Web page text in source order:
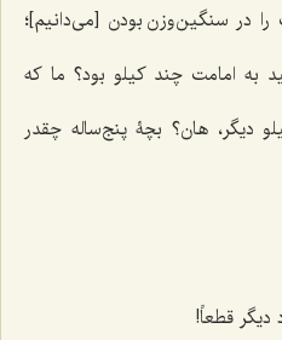
در سنگین‌وزن بودن [می‌دانیم]؛
به امامت چند کیلو بود؟ ما که
مثلاً، حالا فوقش 20 کیلو دیگر، هان؟ بچۀ پنج‌ساله چقدر